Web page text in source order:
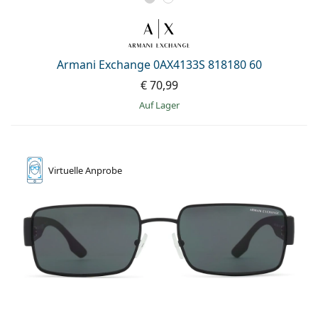
Armani Exchange 0AX4133S 818180 60
€ 70,99
auf Lager
VirtuelleAnprobe